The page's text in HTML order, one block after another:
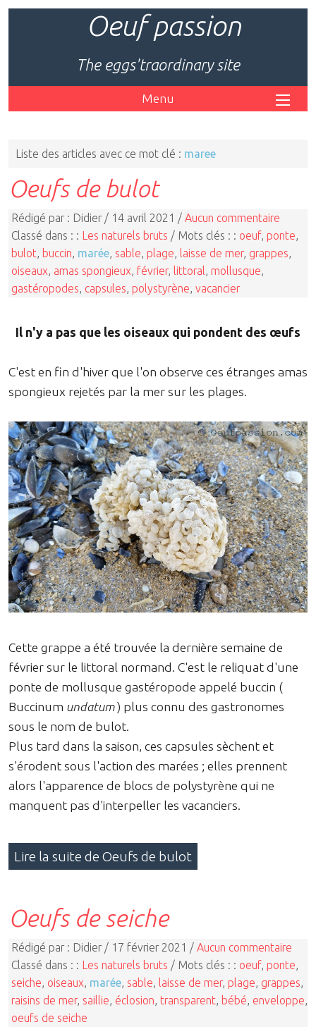
Oeuf passion
The eggs'traordinary site
Menu
Liste des articles avec ce mot clé : maree
Oeufs de bulot
Rédigé par : Didier / 14 avril 2021 / Aucun commentaire
Classé dans : : Les naturels bruts / Mots clés : : oeuf, ponte
bulot buccin marée sable plage laisse de mer, grappes
oiseaux amas spongieux février, littoral mollusque
gastéropodes capsules polystyrène vacancier
Il n'y a pas que les oiseaux qui pondent des œufs
C'est en fin d'hiver que l'on observe ces étranges amas
spongieux rejetés par la mer sur les plages.
Cette grappe a été trouvée la dernière semaine de
février sur le littoral normand. C'est le reliquat d'une
ponte de mollusque gastéropode appelé buccin (
Buccinum undatum) plus connu des gastronomes
sous le nom de bulot.
Plus tard dans la saison, ces capsules sèchent et
s'érodent sous l'action des marées ; elles prennent
alors l'apparence de blocs de polystyrène qui ne
manquent pas d'interpeller les vacanciers.
Lire la suite de Oeufs de bulot
Oeufs de seiche
Rédigé par : Didier / 17 février 2021 / Aucun commentaire
Classé dans : : Les naturels bruts / Mots clés : : oeuf, ponte,
seiche, oiseaux, marée, sable, laisse de mer, plage, grappes,
raisins de mer, saillie, éclosion, transparent, bébé, enveloppe,
oeufs de seiche